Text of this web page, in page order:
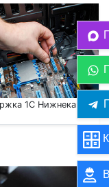
1С Нижнекамск